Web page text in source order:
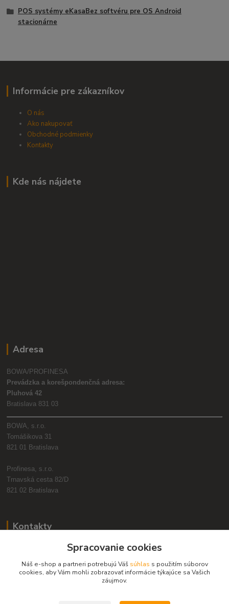
POS systémy eKasaBez softvéru pre OS Android
stacionárne
Informácie pre zákazníkov
O nás
Ako nakupovať
Obchodné podmienky
Kontakty
Kde nás nájdete
Adresa
BOWA/PROFINESA
Prevádzka a korešpondenčná adresa:
Pluhová 42
Bratislava 831 03
BOWA, s.r.o.
Tomášikova 31
821 01 Bratislava
Profinesa, s.r.o.
Trnavská cesta 82/D
821 02 Bratislava
Kontakty
+421 2 2090 6911
(Po-Pia, 8:30-17:00 hod.)
Spracovanie cookies
Náš e-shop a partneri potrebujú Váš súhlas s použitím súborov
cookies, aby Vám mohli zobrazovať informácie týkajúce sa Vašich
záujmov.